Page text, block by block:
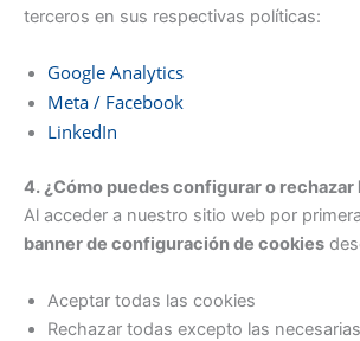
terceros en sus respectivas políticas:
Google Analytics
Meta / Facebook
LinkedIn
4. ¿Cómo puedes configurar o rechazar
Al acceder a nuestro sitio web por
banner de configuración de cookies
Aceptar todas las cookies
Rechazar todas excepto las necesarias